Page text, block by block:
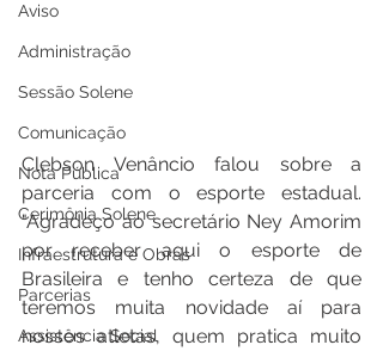
Aviso
Administração
Sessão Solene
Comunicação
Nota Pública
Cerimônia Solene
Infraestrutura e Obras
Parcerias
Assistência Social
Clebson Venâncio falou sobre a
parceria com o esporte estadual.
"Agradeço ao secretário Ney Amorim
por receber aqui o esporte de
Brasileira e tenho certeza de que
teremos muita novidade aí para
nossos atletas, quem pratica muito